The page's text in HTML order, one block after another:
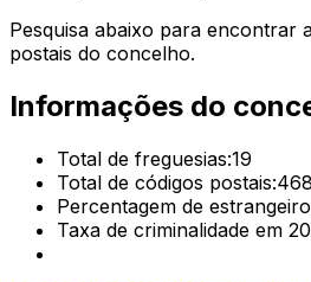
Pesquisa abaixo para encontrar
postais do concelho.
Informações do
Total de freguesias:19
Total de códigos postais:468
Percentagem de
Taxa de criminalidade em